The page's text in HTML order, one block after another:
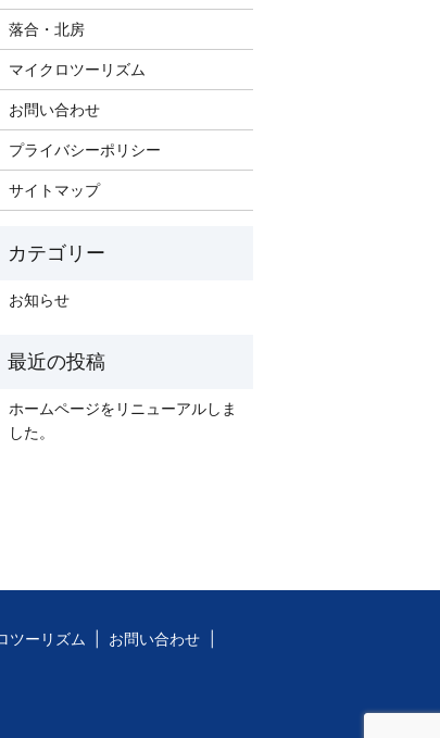
落合・北房
マイクロツーリズム
お問い合わせ
プライバシーポリシー
サイトマップ
お知らせ
ホームページをリニューアルしま
した。
ツーリズム
お問い合わせ